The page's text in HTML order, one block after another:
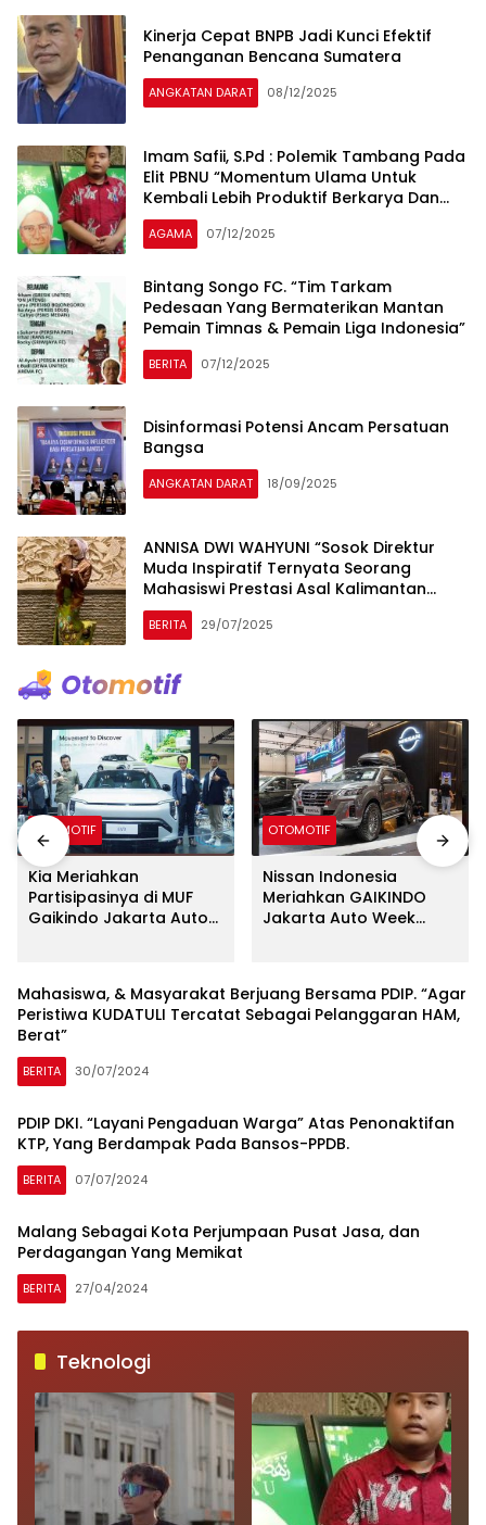
Kinerja Cepat BNPB Jadi Kunci Efektif
Penanganan Bencana Sumatera
ANGKATAN DARAT 08/12/2025
Imam Safii, S.Pd : Polemik Tambang Pada
Elit PBNU “Momentum Ulama Untuk
Kembali Lebih Produktif Berkarya Dan
Mendorong Kemandirian Ekonomi Umat
Dari Bawah”
AGAMA 07/12/2025
Bintang Songo FC. “Tim Tarkam
Pedesaan Yang Bermaterikan Mantan
Pemain Timnas & Pemain Liga Indonesia”
BERITA 07/12/2025
Disinformasi Potensi Ancam Persatuan
Bangsa
ANGKATAN DARAT 18/09/2025
ANNISA DWI WAHYUNI “Sosok Direktur
Muda Inspiratif Ternyata Seorang
Mahasiswi Prestasi Asal Kalimantan
Selatan”
BERITA 29/07/2025
OTOMOTIF
Kia Meriahkan
Partisipasinya di MUF
Gaikindo Jakarta Auto
Terbaru, Kia EV3
OTOMOTIF
Nissan Indonesia
Meriahkan GAIKINDO
Jakarta Auto Week
Jepang
Mahasiswa, & Masyarakat Berjuang Bersama PDIP. “Agar
Peristiwa KUDATULI Tercatat Sebagai Pelanggaran HAM,
Berat”
BERITA 30/07/2024
PDIP DKI. “Layani Pengaduan Warga” Atas Penonaktifan
KTP, Yang Berdampak Pada Bansos-PPDB.
BERITA 07/07/2024
Malang Sebagai Kota Perjumpaan Pusat Jasa, dan
Perdagangan Yang Memikat
BERITA 27/04/2024
Teknologi